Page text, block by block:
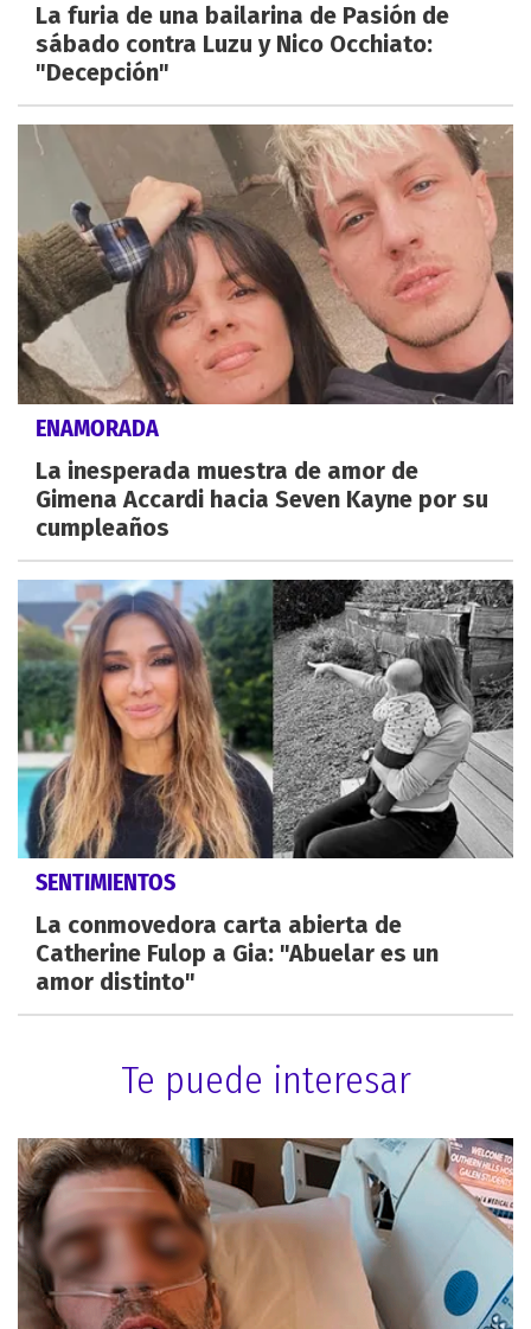
La furia de una bailarina de Pasión de
sábado contra Luzu y Nico Occhiato:
"Decepción"
ENAMORADA
La inesperada muestra de amor de
Gimena Accardi hacia Seven Kayne por su
cumpleaños
SENTIMIENTOS
La conmovedora carta abierta de
Catherine Fulop a Gia: "Abuelar es un
amor distinto"
Te puede interesar